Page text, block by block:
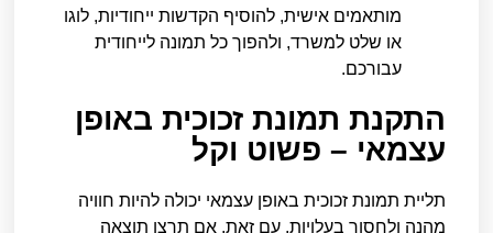
מותאמים אישית, להוסיף הקדשות ייחודיות, לוגו
או שלט למשרד, ולהפוך כל תמונה לייחודית
עבורכם.
התקנת תמונת זכוכית באופן
עצמאי – פשוט וקל
תליית תמונת זכוכית באופן עצמאי יכולה להיות חוויה
מהנה ולחסוך בעלויות. עם זאת, אם תרצו תוצאה